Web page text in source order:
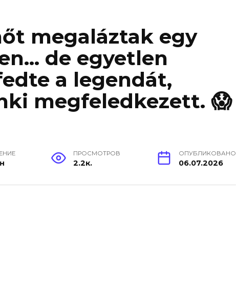
megaláztak egy
de egyetlen
a legendát,
megfeledkezett. 😱
ПРОСМОТРОВ
2.2к.
ОПУБЛИКОВАНО
06.07.2026